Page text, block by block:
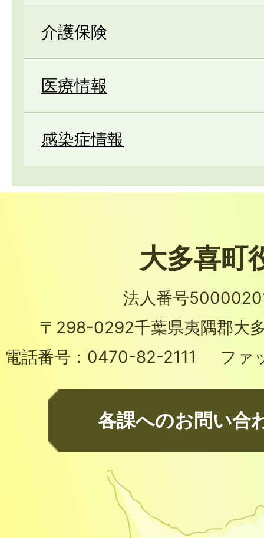
介護保険
医療情報
感染症情報
大多喜町
法人番号
〒298-0292千葉県夷隅郡大
電話番号： 0470-82-2111 ファ
各課へのお問い合